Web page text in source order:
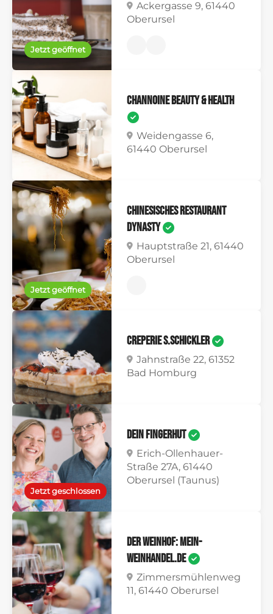
Jetzt geöffnet
Ackergasse 9, 61440
Oberursel
CHANNOINE Beauty & Health
Weidengasse 6,
61440 Oberursel
Jetzt geöffnet
Chinesisches Restaurant
Dynasty
Hauptstraße 21, 61440
Oberursel
Creperie S.Schickler
Jahnstraße 22, 61352
Bad Homburg
Jetzt geschlossen
DEiN FiNGERHUT
Erich-Ollenhauer-
Straße 27A, 61440
Oberursel (Taunus)
Der Weinhof: mein-
weinhandel.de
Zimmersmühlenweg
11, 61440 Oberursel